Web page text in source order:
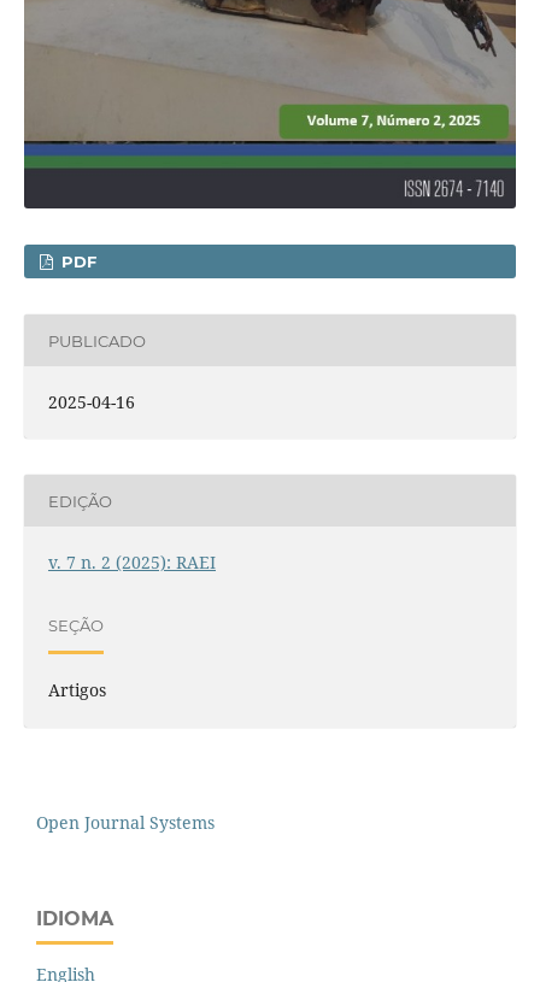
PDF
PUBLICADO
2025-04-16
EDIÇÃO
v. 7 n. 2 (2025): RAEI
SEÇÃO
Artigos
Open Journal Systems
IDIOMA
English